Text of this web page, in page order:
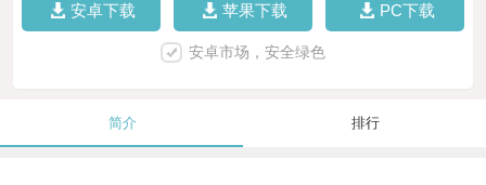
安卓下载 苹果下载 PC下载
安卓市场，安全绿色
简介 排行